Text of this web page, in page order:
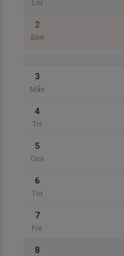
Lör
2
Sön
3
Mån
4
Tis
5
Ons
6
Tor
7
Fre
8